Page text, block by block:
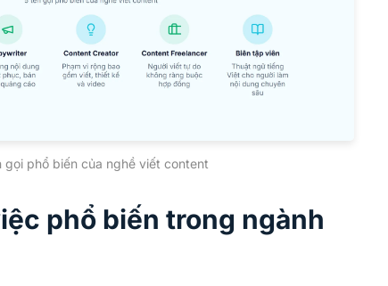
gọi phổ biến của nghề viết content
phổ biến trong ngành